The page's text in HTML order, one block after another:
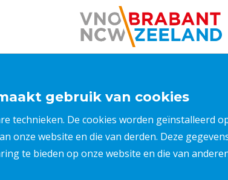
gebruik van cookies
technieken. De cookies worden geïnstalleerd
onze website en die van derden. Deze
te bieden op onze website en die van